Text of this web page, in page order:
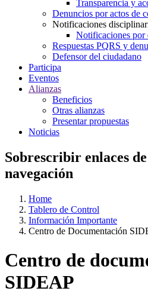
Transparencia y
Denuncios por actos de
Notificaciones
Notificaciones por
Respuestas PQRS y
Defensor del ciudadano
Participa
Eventos
Alianzas
Beneficios
Otras alianzas
Presentar propuestas
Noticias
Sobrescribir enlaces
navegación
Home
Tablero de Control
Información Importante
Centro de Documentación
Centro de
SIDEAP